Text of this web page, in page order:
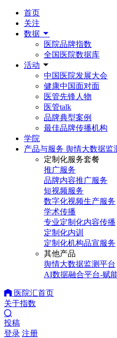
首页
关注
数据
医院品牌指数
全国医院数据库
活动
中国医院发展大会
健康中国面对面
医管先锋人物
医管talk
品牌典型案例
最佳品牌传播机构
学院
产品与服务 舆情大数据监
定制化服务套餐
推广服务
品牌内容推广服务
短视频服务
数字化视频生产服务
学术传播
专业定制化内容传播
定制化内训
定制化机构品宣服务
其他产品
舆情大数据监测平台
AI数据融合平台-赋
医院汇首页
关于指数
投稿
登录 注册